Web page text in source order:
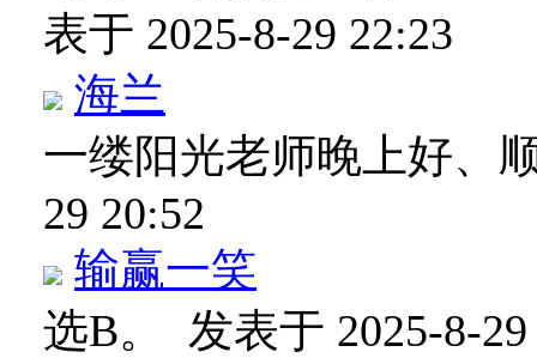
表于 2025-8-29 22:23
海兰
一缕阳光老师晚上好、
29 20:52
输赢一笑
选B。 发表于 2025-8-29